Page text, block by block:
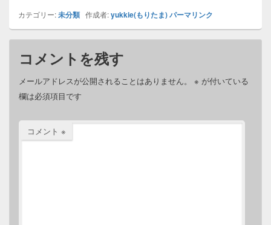
カテゴリー:未分類 作成者:yukkie(もりたま)パーマリンク
コメントを残す
メールアドレスが公開されることはありません。 ※ が付いている
欄は必須項目です
コメント ※